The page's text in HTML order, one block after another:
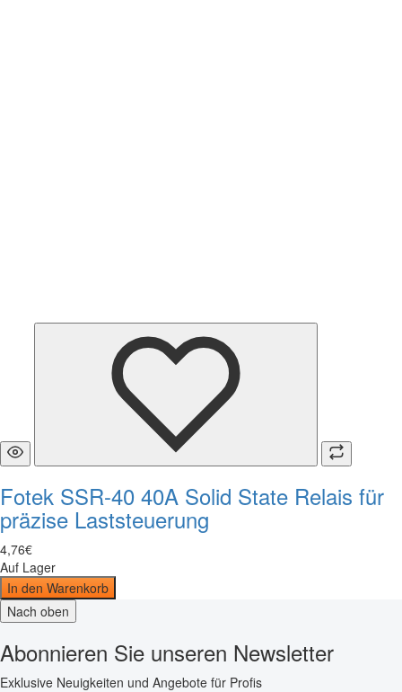
Fotek SSR-40 40A Solid State Relais für
präzise Laststeuerung
4,76€
Auf Lager
In den Warenkorb
Nach oben
Abonnieren Sie unseren Newsletter
Exklusive Neuigkeiten und Angebote für Profis